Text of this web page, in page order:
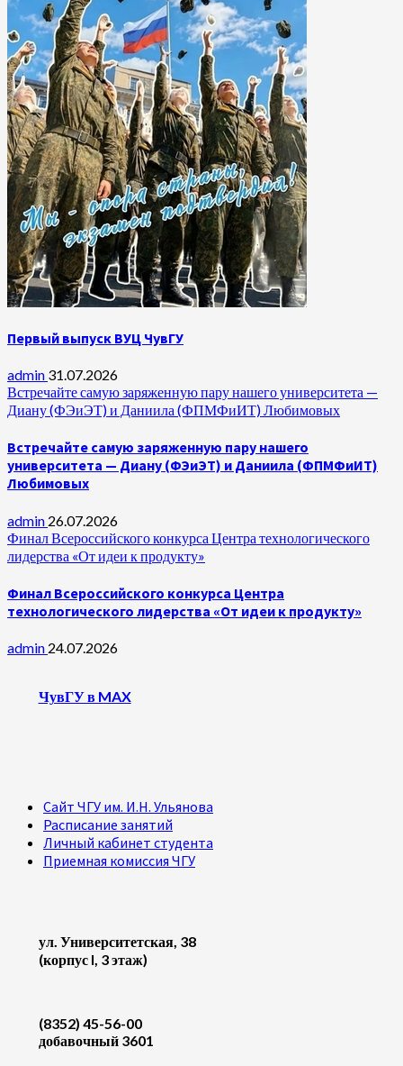
Первый выпуск ВУЦ ЧувГУ
admin 31.07.2026
Встречайте самую заряженную пару нашего университета —
Диану (ФЭиЭТ) и Даниила (ФПМФиИТ) Любимовых
Встречайте самую заряженную пару нашего
университета — Диану (ФЭиЭТ) и Даниила (ФПМФиИТ)
Любимовых
admin 26.07.2026
Финал Всероссийского конкурса Центра технологического
лидерства «От идеи к продукту»
Финал Всероссийского конкурса Центра
технологического лидерства «От идеи к продукту»
admin 24.07.2026
ЧувГУ в MAX
Сайт ЧГУ им. И.Н. Ульянова
Расписание занятий
Личный кабинет студента
Приемная комиссия ЧГУ
ул. Университетская, 38
(корпус I, 3 этаж)
(8352) 45-56-00
добавочный 3601